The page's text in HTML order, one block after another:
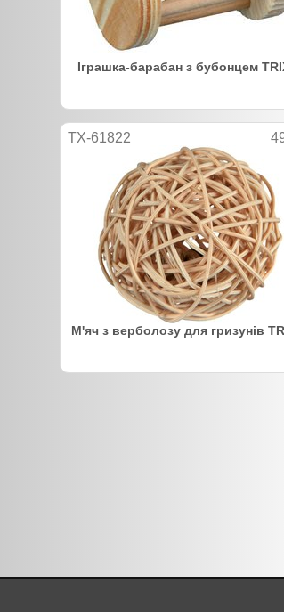
Іграшка-барабан з бубонцем
TX-61822
М'яч з верболозу для гризунів